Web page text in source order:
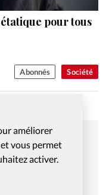
améliorer
vous permet
activer.
Société
pour tous
Abonnés